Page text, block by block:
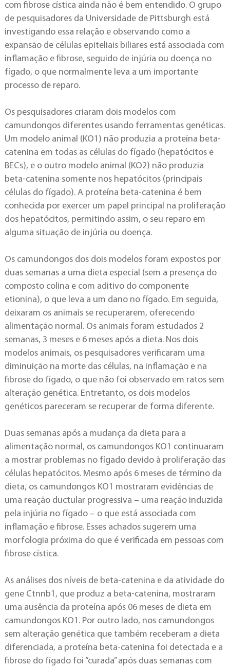
com fibrose cística ainda não é bem entendido. O grupo
de pesquisadores da Universidade de Pittsburgh está
investigando essa relação e observando como a
expansão de células epiteliais biliares está associada com
inflamação e fibrose, seguido de injúria ou doença no
fígado, o que normalmente leva a um importante
processo de reparo.
Os pesquisadores criaram dois modelos com
camundongos diferentes usando ferramentas genéticas.
Um modelo animal (KO1) não produzia a proteína beta-
catenina em todas as células do fígado (hepatócitos e
BECs), e o outro modelo animal (KO2) não produzia
beta-catenina somente nos hepatócitos (principais
células do fígado). A proteína beta-catenina é bem
conhecida por exercer um papel principal na proliferação
dos hepatócitos, permitindo assim, o seu reparo em
alguma situação de injúria ou doença.
Os camundongos dos dois modelos foram expostos por
duas semanas a uma dieta especial (sem a presença do
composto colina e com aditivo do componente
etionina), o que leva a um dano no fígado. Em seguida,
deixaram os animais se recuperarem, oferecendo
alimentação normal. Os animais foram estudados 2
semanas, 3 meses e 6 meses após a dieta. Nos dois
modelos animais, os pesquisadores verificaram uma
diminuição na morte das células, na inflamação e na
fibrose do fígado, o que não foi observado em ratos sem
alteração genética. Entretanto, os dois modelos
genéticos pareceram se recuperar de forma diferente.
Duas semanas após a mudança da dieta para a
alimentação normal, os camundongos KO1 continuaram
a mostrar problemas no fígado devido à proliferação das
células hepatócitos. Mesmo após 6 meses de término da
dieta, os camundongos KO1 mostraram evidências de
uma reação ductular progressiva – uma reação induzida
pela injúria no fígado – o que está associada com
inflamação e fibrose. Esses achados sugerem uma
morfologia próxima do que é verificada em pessoas com
fibrose cística.
As análises dos níveis de beta-catenina e da atividade do
gene Ctnnb1, que produz a beta-catenina, mostraram
uma ausência da proteína após 06 meses de dieta em
camundongos KO1. Por outro lado, nos camundongos
sem alteração genética que também receberam a dieta
diferenciada, a proteína beta-catenina foi detectada e a
fibrose do fígado foi “curada” após duas semanas com